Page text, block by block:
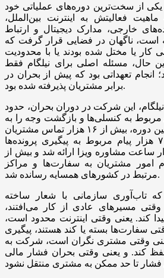
یکی از سخت‌ترین دوره‌های عملیاتی خود
فعالیتش به اینترنت بین‌الملل،
خارجی، مدارک دیجیتال و ارتباط
است، ناگهان در فضایی قرار گرفت که
کار یا مختل شده بودند یا با محدودیت
حال، مسئله اصلی برای نیلگام فقط
انجام تعهداتی بود که پیش از بحران در
برابر مشتریان پذیرفته شده بود.
این شرکت در دوران بحران، حدود
مربوط به کنسلی‌ها و بازگشت وجه را به
مشتریان بازگرداند. در همین دوره، بیش از ۱۶ هزار تماس مشتریان
پاسخ داده شد، بیش از ۷ هزار پیام مربوط به پیگیری پرونده‌ها
شد، بیش از ۳ هزار ساعت مشاوره ویزا ارائه شد و بیش از
امور مشتریان به سفارت‌ها و مراکز
مرتبط در کشورهای همسایه رسانده شد.
که تاب‌آوری سازمانی با شعار ساخته
مسیرهای عادی از کار می‌افتند،
کند. یعنی وقتی اینترنت محدود است،
سفارت‌ها بسته یا کند هستند، پیگیری
وقتی مشتری نگران است، شرکت به
کند. و یعنی وقتی بحران فشار مالی